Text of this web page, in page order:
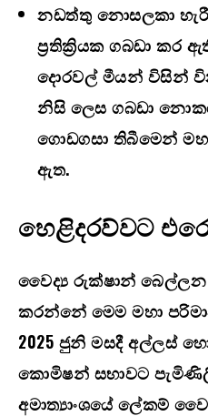
නඩත්තු නොසලකා
ප්‍රතික්‍රියක ගබඩා කර
දොරවල් මීයන් විසින්
නිසි ලෙස ගබඩා
ගොඩගසා තිබීමෙන්
ඇත.
හෙළිදරව්වට
වෛද්‍ය රුක්ෂාන් බෙල්ලන
කරන්නේ මෙම මහා
2025 ජුනි මසදී අල්ලස්
කොමිෂන් සභාවට
අමාත්‍යාංශයේ ලේකම්